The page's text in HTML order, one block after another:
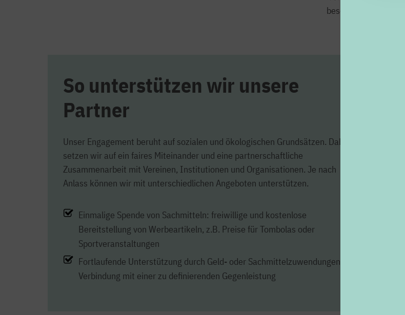
besonders am Herzen.
So unterstützen wir unsere
Partner
Unser Engagement beruht auf sozialen und ökologischen Grundsätzen. Dabei
setzen wir auf ein faires Miteinander und eine partnerschaftliche
Zusammenarbeit mit Vereinen, Institutionen und Organisationen. Je nach
Anlass können wir mit unterschiedlichen Angeboten unterstützen.
Einmalige Spende von Sachmitteln: freiwillige und kostenlose
Bereitstellung von Werbeartikeln, z.B. Preise für Tombolas oder
Sportveranstaltungen
Fortlaufende Unterstützung durch Geld- oder Sachmittelzuwendungen in
Verbindung mit einer zu definierenden Gegenleistung